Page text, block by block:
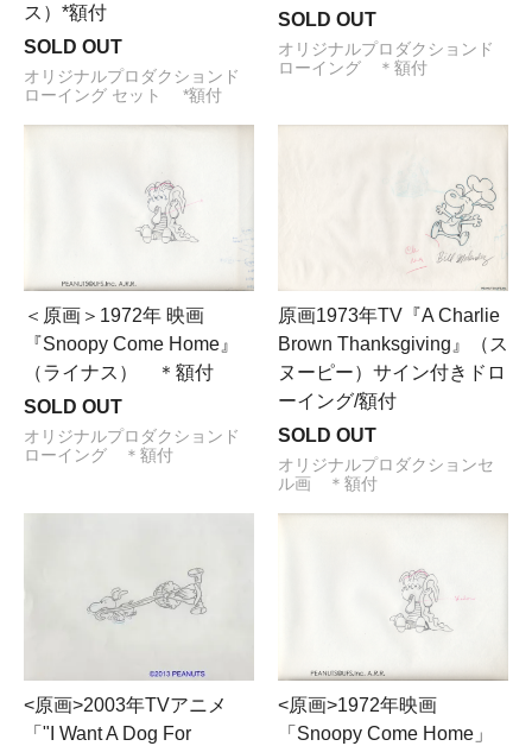
ス）*額付
SOLD OUT
オリジナルプロダクションド
ローイング セット *額付
SOLD OUT
オリジナルプロダクションド
ローイング ＊額付
＜原画＞1972年 映画
『Snoopy Come Home』
（ライナス） ＊額付
SOLD OUT
オリジナルプロダクションド
ローイング ＊額付
原画1973年TV『A Charlie
Brown Thanksgiving』（ス
ヌーピー）サイン付きドロ
ーイング/額付
SOLD OUT
オリジナルプロダクションセ
ル画 ＊額付
<原画>2003年TVアニメ
「"I Want A Dog For
<原画>1972年映画
「Snoopy Come Home」